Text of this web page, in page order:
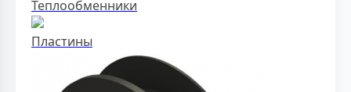
Теплообменники
Пластины